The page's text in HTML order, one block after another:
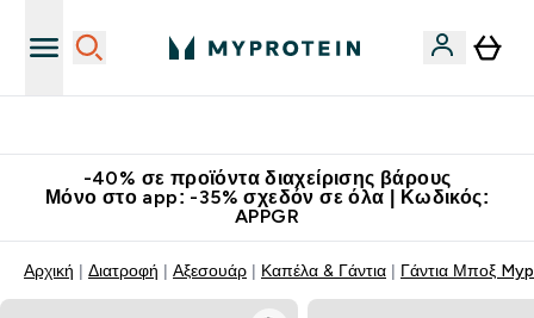
-40% σε προϊόντα διαχείρισης βάρους
Μόνο στο app: -35% σχεδόν σε όλα | Κωδικός:
APPGR
Αρχική Διατροφή Αξεσουάρ Καπέλα & Γάντια Γάντια Μποξ